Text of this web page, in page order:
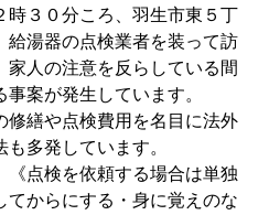
３０分ころ、羽生市東５丁
給湯器の点検業者を装って訪
家人の注意を反らしている間
案が発生しています。
繕や点検費用を名目に法外
多発しています。
点検を依頼する場合は単独
てからにする・身に覚えのな